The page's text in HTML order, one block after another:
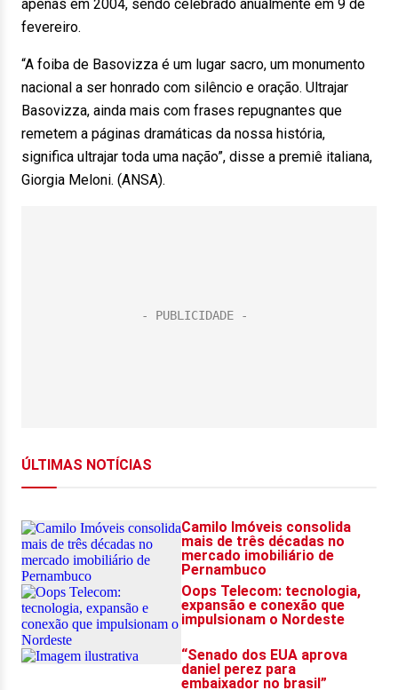
apenas em 2004, sendo celebrado anualmente em 9 de
fevereiro.
“A foiba de Basovizza é um lugar sacro, um monumento
nacional a ser honrado com silêncio e oração. Ultrajar
Basovizza, ainda mais com frases repugnantes que
remetem a páginas dramáticas da nossa história,
significa ultrajar toda uma nação”, disse a premiê italiana,
Giorgia Meloni. (ANSA).